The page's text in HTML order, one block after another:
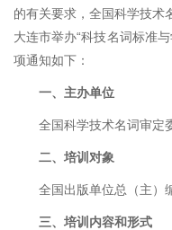
的有关要求，全国科学技术
大连市举办“科技名词标准
项通知如下：
一、主办单位
全国科学技术名词审定
二、培训对象
全国出版单位总（主）
三、培训内容和形式